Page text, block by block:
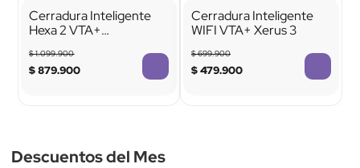
Cerradura Inteligente
Hexa 2 VTA+
3D
$1.099.900
$ 879.900
Cerradura Inteligente
WIFI VTA+ Xerus 3
$699.900
$479.900
Descuentos del Mes